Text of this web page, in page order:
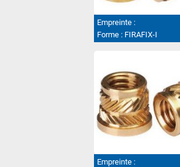
Empreinte :
Forme : FIRAFIX-I
Empreinte :